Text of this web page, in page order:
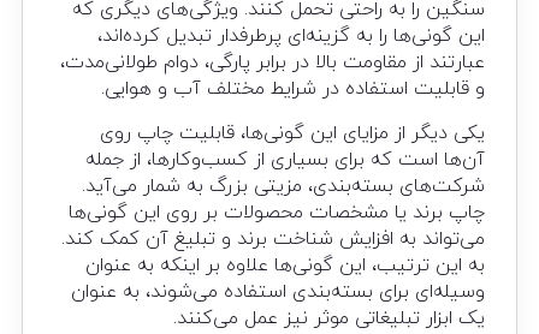
سنگین را به راحتی تحمل کنند. ویژگی‌های دیگری که
این گونی‌ها را به گزینه‌ای پرطرفدار تبدیل کرده‌اند،
عبارتند از مقاومت بالا در برابر پارگی، دوام طولانی‌مدت،
و قابلیت استفاده در شرایط مختلف آب و هوایی.
یکی دیگر از مزایای این گونی‌ها، قابلیت چاپ روی
آن‌ها است که برای بسیاری از کسب‌وکارها، از جمله
شرکت‌های بسته‌بندی، مزیتی بزرگ به شمار می‌آید.
چاپ برند یا مشخصات محصولات بر روی این گونی‌ها
می‌تواند به افزایش شناخت برند و تبلیغ آن کمک کند.
به این ترتیب، این گونی‌ها علاوه بر اینکه به عنوان
وسیله‌ای برای بسته‌بندی استفاده می‌شوند، به عنوان
یک ابزار تبلیغاتی موثر نیز عمل می‌کنند.